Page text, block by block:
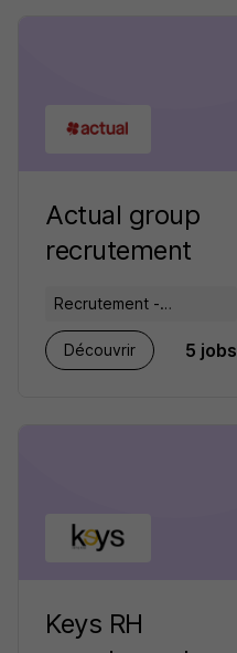
Actual group
recrutement
Recrutement -
Placement - Conseils
RH
Découvrir 5 jobs
Keys RH